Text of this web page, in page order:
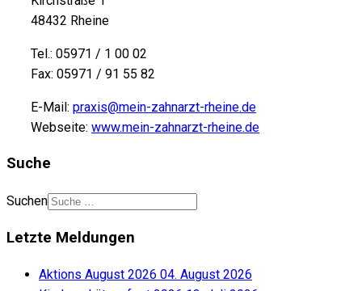
48432 Rheine
Tel.: 05971 / 1 00 02
Fax: 05971 / 91 55 82
E-Mail: praxis@mein-zahnarzt-rheine.de
Webseite: www.mein-zahnarzt-rheine.de
Suche
Suchen
Letzte Meldungen
Aktions August 2026 04. August 2026